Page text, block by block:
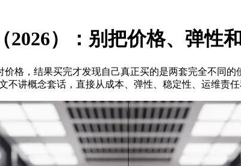
2026）：别把价格、弹性
格，结果买完才发现自己真正买的是两套完全不同
讲概念套话，直接从成本、弹性、稳定性、运维责任